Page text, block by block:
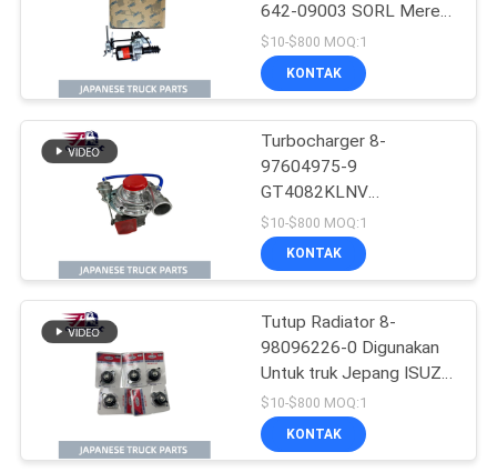
hino 300 bagian
Suku Cadang Mesin
Hino
642-09003 SORL Merek
Penggunaan Untuk Truk
Jepang ISUZU FVR 6HK1
Isuzu Truck Parts
$10-$800 MOQ:1
KONTAK
Turbocharger 8-
97604975-9
GT4082KLNV
Penggunaan Untuk truk
Jepang ISUZU FRR
6HK1-TC Isuzu Truck
$10-$800 MOQ:1
KONTAK
Tutup Radiator 8-
98096226-0 Digunakan
Untuk truk Jepang ISUZU
FRR 6HK1 Suku Cadang
Truk Isuzu
$10-$800 MOQ:1
KONTAK